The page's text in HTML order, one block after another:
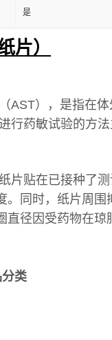
是
片）
AST），是指在
行药敏试验的方
片贴在已接种了
。同时，纸片周
直径因受药物在
类